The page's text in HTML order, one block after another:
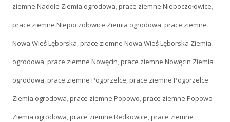
ziemne Nadole Ziemia ogrodowa,prace ziemne Niepoczołowice,
prace ziemne Niepoczołowice Ziemia ogrodowa,prace ziemne
Nowa Wieś Lęborska,prace ziemne Nowa Wieś Lęborska Ziemia
ogrodowa,prace ziemne Nowęcin,prace ziemne Nowęcin Ziemia
ogrodowa,prace ziemne Pogorzelce,prace ziemne Pogorzelce
Ziemia ogrodowa,prace ziemne Popowo,prace ziemne Popowo
Ziemia ogrodowa,prace ziemne Redkowice,prace ziemne